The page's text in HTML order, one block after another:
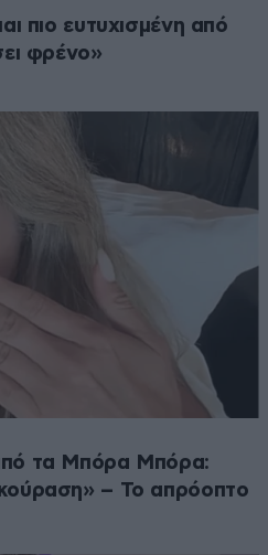
πιο ευτυχισμένη από
φρένο»
τα Μπόρα Μπόρα:
– Το απρόοπτο